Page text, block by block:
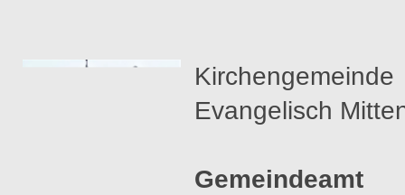
Kirchengemeinde
Evangelisch
Gemeindeamt